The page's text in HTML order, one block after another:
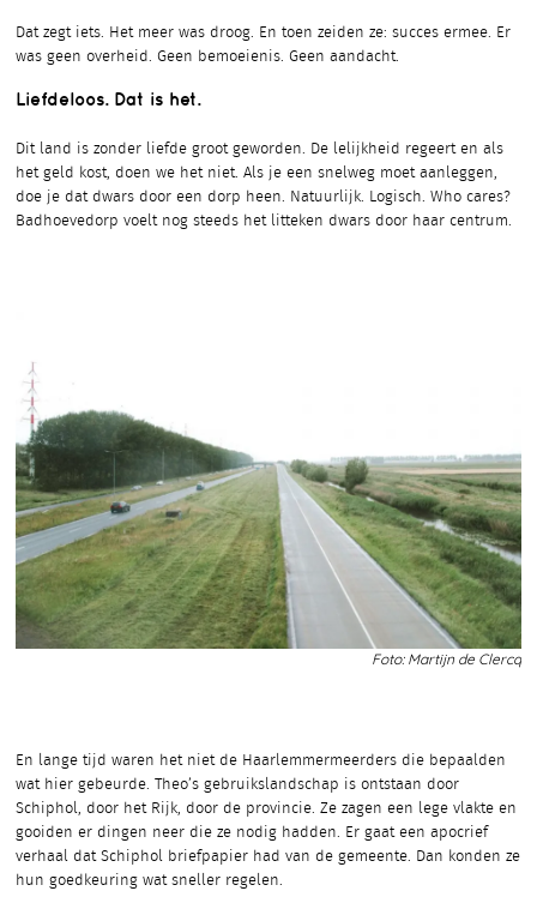
Dat zegt iets. Het meer was droog. En toen zeiden ze: succes ermee. Er
was geen overheid. Geen bemoeienis. Geen aandacht.
Liefdeloos. Dat is het.
Dit land is zonder liefde groot geworden. De lelijkheid regeert en als
het geld kost, doen we het niet. Als je een snelweg moet aanleggen,
doe je dat dwars door een dorp heen. Natuurlijk. Logisch. Who cares?
Badhoevedorp voelt nog steeds het litteken dwars door haar centrum.
Foto: Martijn de Clercq
En lange tijd waren het niet de Haarlemmermeerders die bepaalden
wat hier gebeurde. Theo’s gebruikslandschap is ontstaan door
Schiphol, door het Rijk, door de provincie. Ze zagen een lege vlakte en
gooiden er dingen neer die ze nodig hadden. Er gaat een apocrief
verhaal dat Schiphol briefpapier had van de gemeente. Dan konden ze
hun goedkeuring wat sneller regelen.